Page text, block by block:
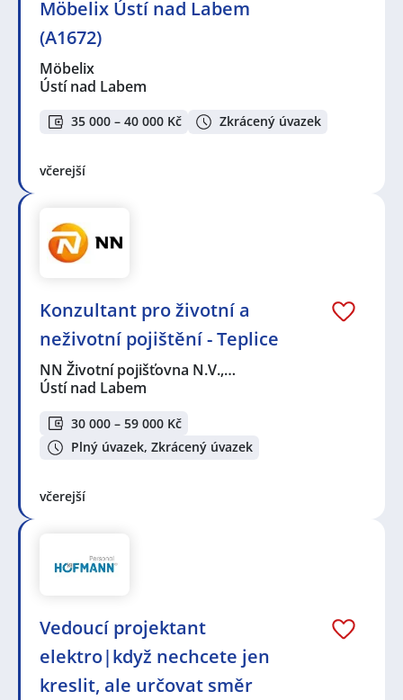
Möbelix Ústí nad Labem
(A1672)
Möbelix
Ústí nad Labem
35 000 – 40 000 Kč Zkrácený úvazek
včerejší
Konzultant pro životní a
neživotní pojištění - Teplice
NN Životní pojišťovna N.V.,…
Ústí nad Labem
30 000 – 59 000 Kč
Plný úvazek, Zkrácený úvazek
včerejší
Vedoucí projektant
elektro|když nechcete jen
kreslit, ale určovat směr